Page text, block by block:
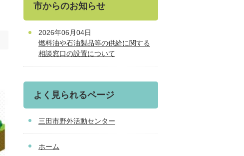
市からのお知らせ
2026年06月04日
燃料油や石油製品等の供給に関する
相談窓口の設置について
よく見られるページ
三田市野外活動センター
ホーム